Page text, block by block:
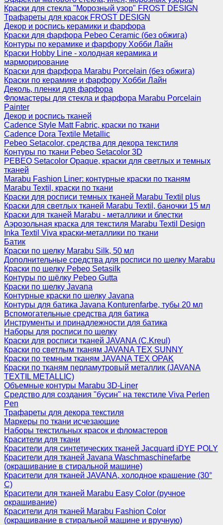
Краски для стекла "Морозный узор" FROST DESIGN
Трафареты для красок FROST DESIGN
Декор и роспись керамики и фарфора
Краски для фарфора Pebeo Ceramic (без обжига)
Контуры по керамике и фарфору Хобби Лайн
Краски Hobby Line - холодная керамика и
марморирование
Краски для фарфора Marabu Porcelain (без обжига)
Краски по керамике и фарфору Хобби Лайн
Деколь, пленки для фарфора
Фломастеры для стекла и фарфора Marabu Porcelain
Painter
Декор и роспись тканей
Cadence Style Matt Fabric, краски по ткани
Cadence Dora Textile Metallic
Pebeo Setacolor, средства для декора текстиля
Контуры по ткани Pebeo Setacolor 3D
PEBEO Setacolor Opaque, краски для светлых и темных
тканей
Marabu Fashion Liner: контурные краски по тканям
Marabu Textil, краски по ткани
Краски для росписи темных тканей Marabu Textil plus
Краски для светлых тканей Marabu Textil, баночки 15 мл
Краски для тканей Marabu - металлики и блестки
Аэрозольная краска для текстиля Marabu Textil Design
Inka Textil Viva краски-металлики по ткани
Батик
Краски по шелку Marabu Silk, 50 мл
Дополнительные средства для росписи по шелку Marabu
Краски по шелку Pebeo Setasilk
Контуры по шёлку Pebeo Gutta
Краски по шелку Javana
Контурные краски по шелку Javana
Контуры для батика Javana Konturenfarbe, тубы 20 мл
Вспомогательные средства для батика
Инструменты и принадлежности для батика
Наборы для росписи по шелку
Краски для росписи тканей JAVANA (C.Kreul)
Краски по светлым тканям JAVANA TEX SUNNY
Краски по темным тканям JAVANA TEX OPAK
Краски по тканям перламутровый металлик (JAVANA
TEXTIL METALLIC)
Объемные контуры Marabu 3D-Liner
Средство для создания "бусин" на текстиле Viva Perlen
Pen
Трафареты для декора текстиля
Маркеры по ткани исчезающие
Наборы текстильных красок и фломастеров
Красители для ткани
Красители для синтетических тканей Jacquard iDYE POLY
Красители для тканей Javana Waschmaschinefarbe
(окрашивание в стиральной машине)
Красители для тканей JAVANA, холодное крашение (30°
С)
Красители для тканей Marabu Easy Color (ручное
окрашивание)
Красители для тканей Marabu Fashion Color
(окрашивание в стиральной машине и вручную)